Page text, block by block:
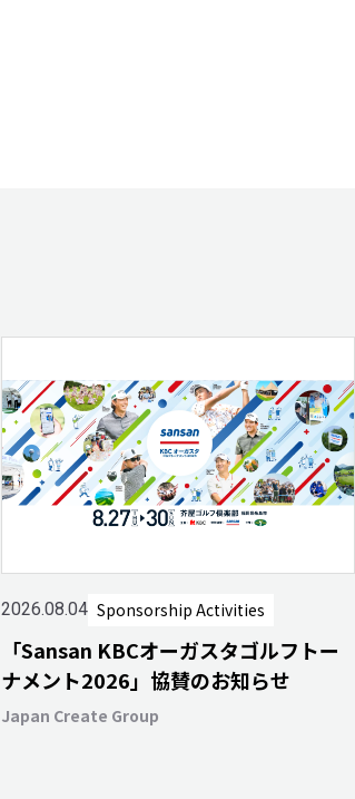
2026.08.04 Sponsorship Activities
「Sansan KBCオーガスタゴルフトー
ナメント2026」協賛のお知らせ
Japan Create Group